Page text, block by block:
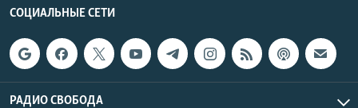
СОЦИАЛЬНЫЕ СЕТИ
РАДИО СВОБОДА